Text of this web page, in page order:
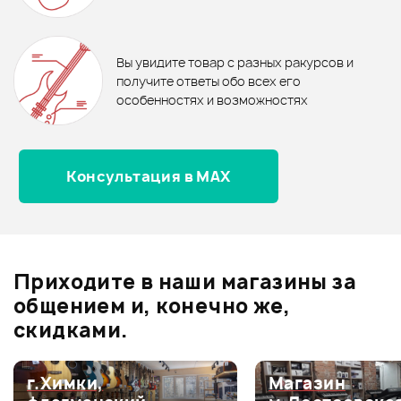
Soundking BD106B-10M
В корзину
Отзывы
0.0
Оценка5
Оценка4
Оценка1
Мой отзыв о товаре
Вы увидите товар с разных ракурсов и
получите ответы обо всех его
особенностях и возможностях
Консультация в MAX
Приходите в наши магазины за
общением и, конечно же,
скидками.
г.Химки,
Магазин